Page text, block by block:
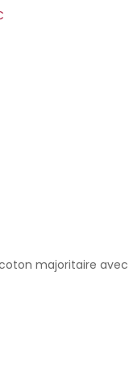
coton majoritaire